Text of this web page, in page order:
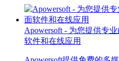
Apowersoft - 为您提供专
软件和在线应用